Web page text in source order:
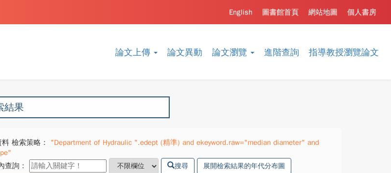
論文上傳 論文異動 論文瀏覽 進階查詢 指導教授瀏覽論文
個人書房
網站地圖
圖書館首頁
English
結果
檢索策略：
"Department of Hydraulic ".edept (精準) and ekeyword.raw="median diameter" and
查詢：
搜尋 展開檢索結果的年代分布圖